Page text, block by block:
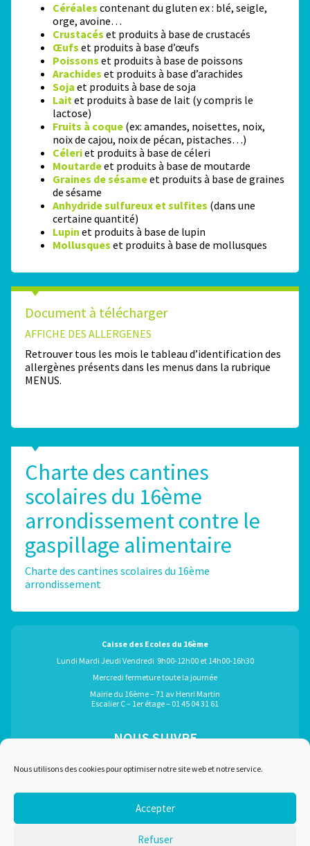
Nous utilisons des cookies pour optimiser notre site web et notre service.
Accepter
Refuser
Céréales contenant du gluten ex : blé, seigle,
orge, avoine…
Crustacés et produits à base de crustacés
Œufs et produits à base d’œufs
Poissons et produits à base de poissons
Arachides et produits à base d’arachides
Soja et produits à base de soja
Laitet produits à base de lait (y compris le
lactose)
Fruits à coque (ex: amandes, noisettes, noix,
noix de cajou, noix de pécan, pistaches…)
Céleriet produits à base de céleri
Moutardeet produits à base de moutarde
Graines de sésameet produits à base de graines
de sésame
Anhydride sulfureux et sulfites (dans une
certaine quantité)
Lupin et produits à base de lupin
Mollusques et produits à base de mollusques
Document à télécharger
AFFICHE DES ALLERGENES
Retrouver tous les mois le tableau d’identification des
allergènes présents dans les menus dans la rubrique
MENUS.
Charte des cantines
scolaires du 16ème
arrondissement contre le
gaspillage alimentaire
Charte des cantines scolaires du 16ème
arrondissement
Caisse des Ecoles du 16ème
Lundi Mardi Jeudi Vendredi 9h00-12h00 et 14h00-16h30
Mercredi fermeture toute la journée
Mairie du 16ème – 71 av Henri Martin
Escalier C – 1er étage – 01 45 04 31 61
NOUS SUIVRE
Marchés publics
Recrutement
Plan du site
Mentions légales